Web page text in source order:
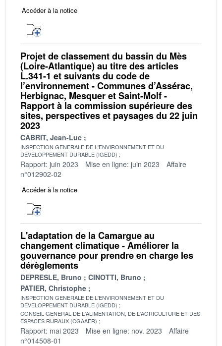
Accéder à la notice
Projet de classement du bassin du Mès
(Loire-Atlantique) au titre des articles
L.341-1 et suivants du code de
l’environnement - Communes d’Assérac,
Herbignac, Mesquer et Saint-Molf -
Rapport à la commission supérieure des
sites, perspectives et paysages du 22 juin
2023
CABRIT, Jean-Luc
INSPECTION GENERALE DE L'ENVIRONNEMENT ET DU
DEVELOPPEMENT DURABLE (IGEDD)
Rapport: juin 2023 Mise en ligne: juin 2023
Affaire
n°012902-02
Accéder à la notice
L'adaptation de la Camargue au
changement climatique - Améliorer la
gouvernance pour prendre en charge les
dérèglements
DEPRESLE, Bruno
CINOTTI, Bruno
PATIER, Christophe
INSPECTION GENERALE DE L'ENVIRONNEMENT ET DU
DEVELOPPEMENT DURABLE (IGEDD)
CONSEIL GENERAL DE L'ALIMENTATION, DE L'AGRICULTURE ET DES
ESPACES RURAUX (CGAAER)
Rapport: mai 2023 Mise en ligne: nov. 2023
Affaire
n°014508-01